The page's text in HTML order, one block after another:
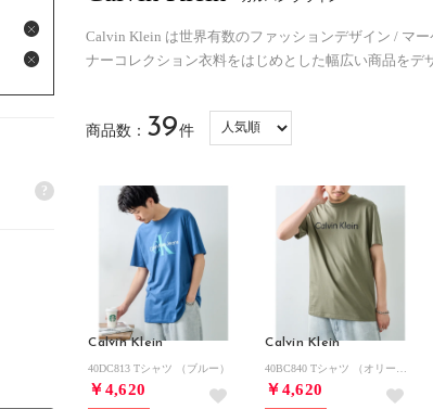
?
Calvin Klein は世界有数のファッションデザイン / マ
ナーコレクション衣料をはじめとした幅広い商品をデ
商品数： 39件
Calvin Klein
40DC813 Tシャツ （ブルー）
￥4,620
Calvin Klein
￥4,620